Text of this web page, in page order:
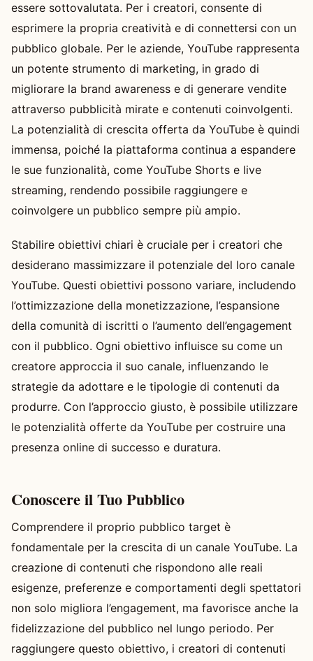
essere sottovalutata. Per i creatori, consente di
esprimere la propria creatività e di connettersi con un
pubblico globale. Per le aziende, YouTube rappresenta
un potente strumento di marketing, in grado di
migliorare la brand awareness e di generare vendite
attraverso pubblicità mirate e contenuti coinvolgenti.
La potenzialità di crescita offerta da YouTube è quindi
immensa, poiché la piattaforma continua a espandere
le sue funzionalità, come YouTube Shorts e live
streaming, rendendo possibile raggiungere e
coinvolgere un pubblico sempre più ampio.
Stabilire obiettivi chiari è cruciale per i creatori che
desiderano massimizzare il potenziale del loro canale
YouTube. Questi obiettivi possono variare, includendo
l’ottimizzazione della monetizzazione, l’espansione
della comunità di iscritti o l’aumento dell’engagement
con il pubblico. Ogni obiettivo influisce su come un
creatore approccia il suo canale, influenzando le
strategie da adottare e le tipologie di contenuti da
produrre. Con l’approccio giusto, è possibile utilizzare
le potenzialità offerte da YouTube per costruire una
presenza online di successo e duratura.
Conoscere il Tuo Pubblico
Comprendere il proprio pubblico target è
fondamentale per la crescita di un canale YouTube. La
creazione di contenuti che rispondono alle reali
esigenze, preferenze e comportamenti degli spettatori
non solo migliora l’engagement, ma favorisce anche la
fidelizzazione del pubblico nel lungo periodo. Per
raggiungere questo obiettivo, i creatori di contenuti